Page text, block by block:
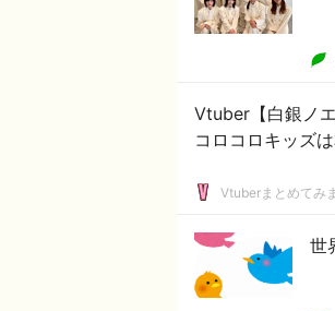
Vtuber【白銀ノ
コロコロキッズ
Vtuberまとめてみ
世